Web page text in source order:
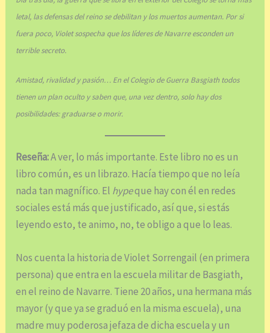
letal, las defensas del reino se debilitan y los muertos aumentan. Por si
fuera poco, Violet sospecha que los líderes de Navarre esconden un
terrible secreto.
Amistad, rivalidad y pasión… En el Colegio de Guerra Basgiath todos
tienen un plan oculto y saben que, una vez dentro, solo hay dos
posibilidades: graduarse o morir.
Reseña:A ver, lo más importante. Este libro no es un
libro común, es un librazo. Hacía tiempo que no leía
nada tan magnífico. El hypeque hay con él en redes
sociales está más que justificado, así que, si estás
leyendo esto, te animo, no, te obligo a que lo leas.
Nos cuenta la historia de Violet Sorrengail (en primera
persona) que entra en la escuela militar de Basgiath,
en el reino de Navarre. Tiene 20 años, una hermana más
mayor (y que ya se graduó en la misma escuela), una
madre muy poderosa jefaza de dicha escuela y un